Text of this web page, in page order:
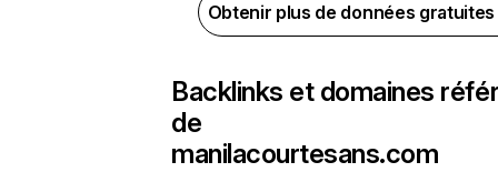
Obtenir plus de données
Backlinks et domaines
de
manilacourtesans.com